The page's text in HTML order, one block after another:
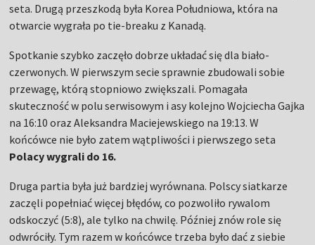
seta. Drugą przeszkodą była Korea Południowa, która na
otwarcie wygrała po tie-breaku z Kanadą.
Spotkanie szybko zaczęło dobrze układać się dla biało-
czerwonych. W pierwszym secie sprawnie zbudowali sobie
przewagę, którą stopniowo zwiększali. Pomagała
skuteczność w polu serwisowym i asy kolejno Wojciecha Gajka
na 16:10 oraz Aleksandra Maciejewskiego na 19:13. W
końcówce nie było zatem wątpliwości i pierwszego seta
Polacy wygrali do 16.
Druga partia była już bardziej wyrównana. Polscy siatkarze
zaczęli popełniać więcej błędów, co pozwoliło rywalom
odskoczyć (5:8), ale tylko na chwilę. Później znów role się
odwróciły. Tym razem w końcówce trzeba było dać z siebie